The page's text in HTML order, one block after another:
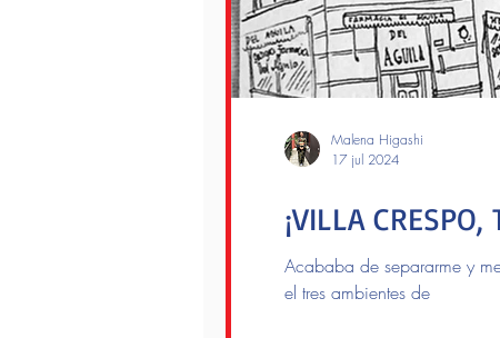
¡VILLA
Acababa de separarme y
el tres ambientes de
Malena Higashi
17 jul 2024